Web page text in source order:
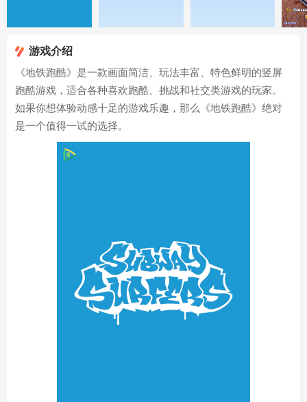
游戏介绍
《地铁跑酷》是一款画面简洁、玩法丰富、特色鲜明的竖屏
跑酷游戏，适合各种喜欢跑酷、挑战和社交类游戏的玩家。
如果你想体验动感十足的游戏乐趣，那么《地铁跑酷》绝对
是一个值得一试的选择。